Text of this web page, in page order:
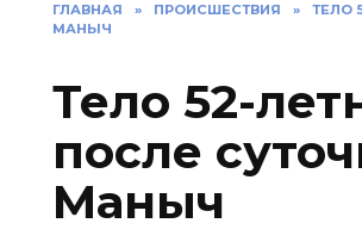
ГЛАВНАЯ » ПРОИСШЕСТВИЯ »
ТЕЛО
МАНЫЧ
Тело 52-
после
Маныч